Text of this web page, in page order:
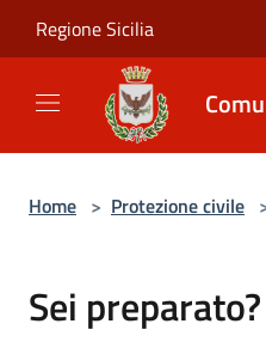
Regione Sicilia
Home > Protezione civile
Sei preparato?